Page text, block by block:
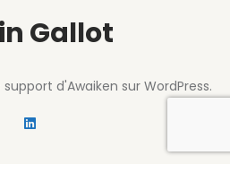
Gallot
d'Awaiken sur WordPress.